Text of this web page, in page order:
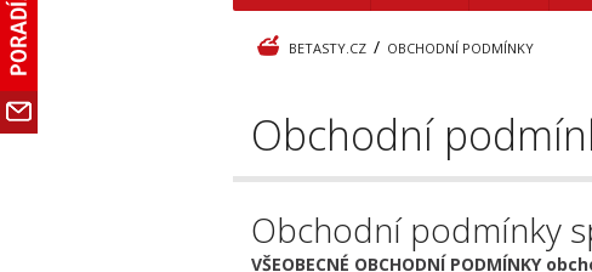
BETASTY.CZ / OBCHODNÍ PODMÍNKY
Obchodní
Obchodní podmínky
VŠEOBECNÉ OBCHODNÍ PODMÍNKY